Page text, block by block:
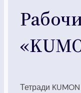
Тетради